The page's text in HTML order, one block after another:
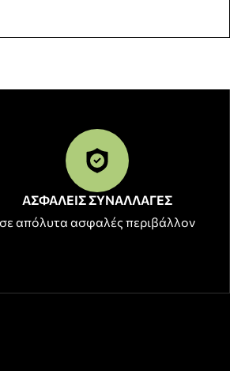
ΑΣΦΑΛΕΙΣ ΣΥΝΑΛΛΑΓΕΣ
σε απόλυτα ασφαλές περιβάλλον